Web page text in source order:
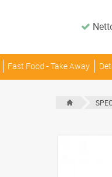
Fast Food - Take Away